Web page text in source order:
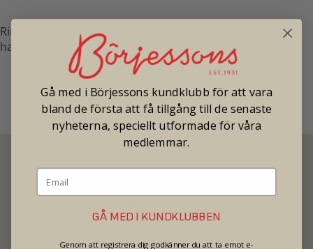
Ringstorlek 17,75/55. Bredd 5,3mm. Vikt 5,9 gram. Second
hand.
Pris: 15 500
Gå med i Börjessons kundklubb för att vara
bland de första att få tillgång till de senaste
nyheterna, speciellt utformade för våra
medlemmar.
GÅ MED I KUNDKLUBBEN
Genom att registrera dig godkänner du att ta emot e-